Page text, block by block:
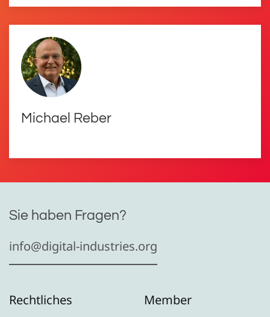
Michael Reber
Sie haben Fragen?
info@digital-industries.org
Rechtliches Member